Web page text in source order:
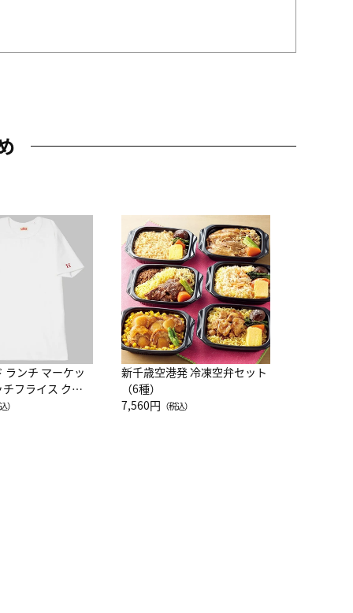
ランチ マーケッ
フライス クル
半袖Ｔシャツ
）
新千歳空港発 冷凍空弁セット
（6種）
7,560円 （税込）